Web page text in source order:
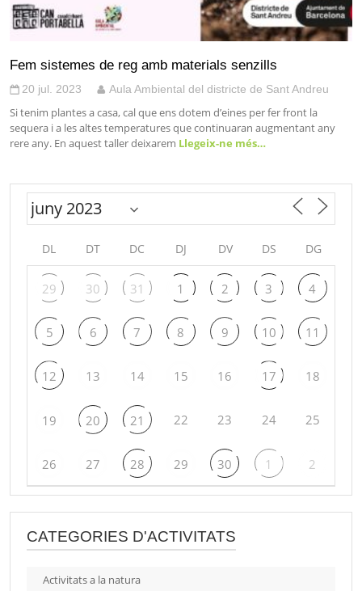
Fem sistemes de reg amb materials senzills
20 jul. 2023 Aula Ambiental del districte de Sant Andreu
Si tenim plantes a casa, cal que ens dotem d’eines per fer front la
sequera i a les altes temperatures que continuaran augmentant any
rere any. En aquest taller deixarem Llegeix-ne més…
DL DT DC DJ DV DS DG
29 30 31 1 2 3 4
5 6 7 8 9 10 11
12 13 14 15 16 17 18
19 20 21 22 23 24 25
26 27 28 29 30 1 2
CATEGORIES D'ACTIVITATS
Activitats a la natura